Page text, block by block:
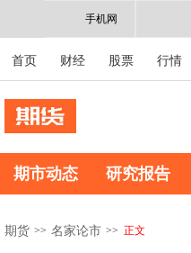
手机网
首页 财经 股票 行情
期市动态 研究报告
期货 >> 名家论市 >> 正文